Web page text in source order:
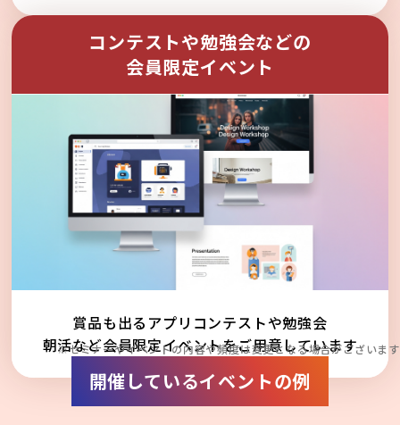
コンテストや勉強会などの
会員限定イベント
賞品も出るアプリコンテストや勉強会
朝活など会員限定イベントをご用意しています
※セミナーやイベントの内容や頻度は変更となる場合がございます
開催しているイベントの例